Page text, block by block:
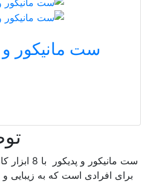
ست مانیکور و
برای افرادی است که به زیبایی